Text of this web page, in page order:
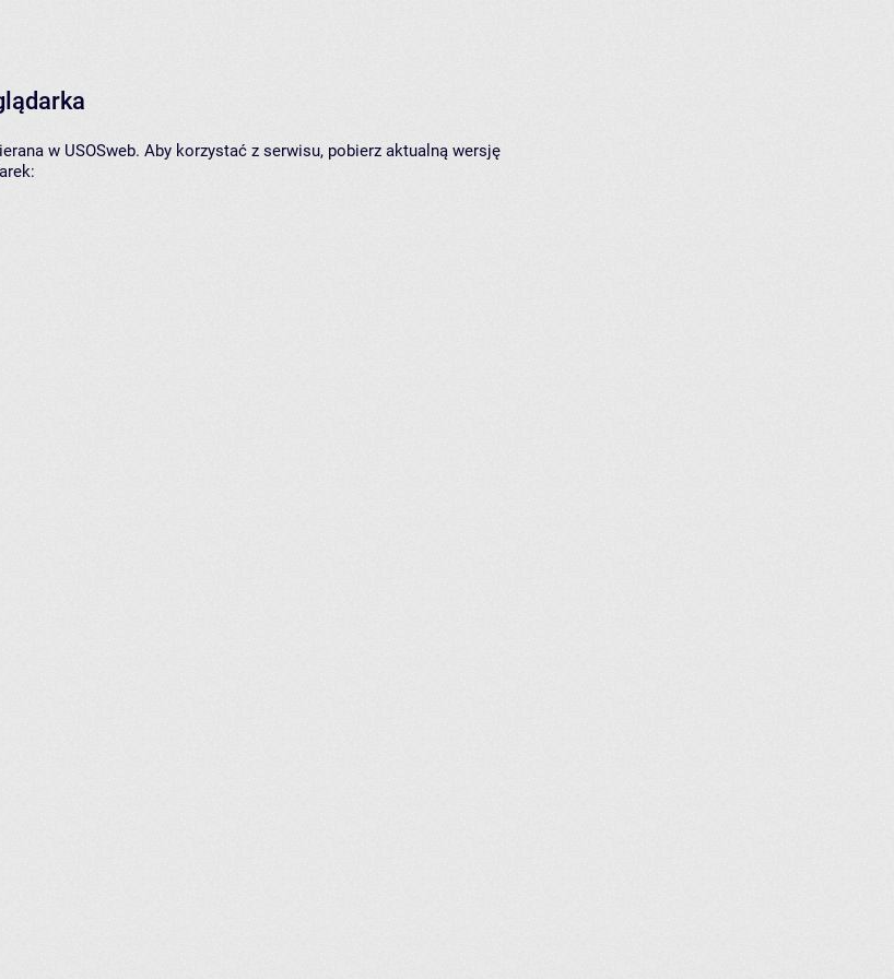
w USOSweb. Aby korzystać z serwisu, pobierz aktualną wersję